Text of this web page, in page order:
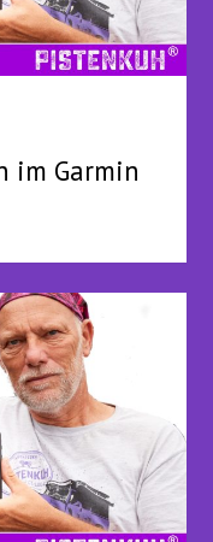
im Garmin